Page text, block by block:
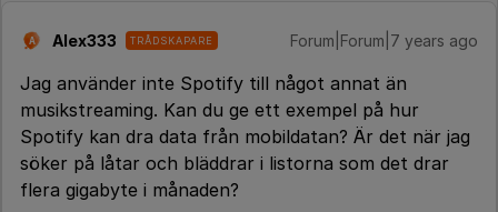
A Alex333 TRÅDSKAPARE Forum|Forum|7 years ago
Jag använder inte Spotify till något annat än
musikstreaming. Kan du ge ett exempel på hur
Spotify kan dra data från mobildatan? Är det när jag
söker på låtar och bläddrar i listorna som det drar
flera gigabyte i månaden?